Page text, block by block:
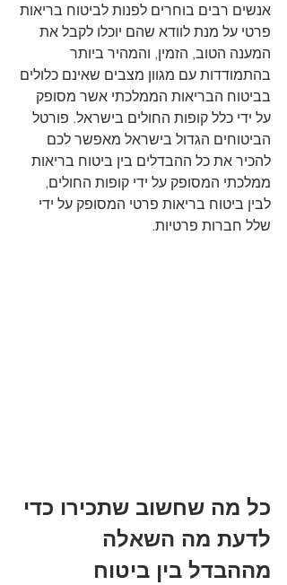
אנשים רבים בוחרים לפנות לביטוח בריאות
פרטי על מנת לוודא שהם יוכלו לקבל את
המענה הטוב, הזמין, והמהיר ביותר
בהתמודדות עם מגוון מצבים שאינם כלולים
בביטוח הבריאות הממלכתי אשר מסופק
על ידי כלל קופות החולים בישראל. פורטל
הביטוחים הגדול בישראל מאפשר לכם
להכיר את כל ההבדלים בין ביטוח בריאות
ממלכתי המסופק על ידי קופות החולים,
לבין ביטוח בריאות פרטי המסופק על ידי
שלל חברות פרטיות.
כל מה שחשוב שתכירו כדי
לדעת מה השאלה
מההבדל בין ביטוח